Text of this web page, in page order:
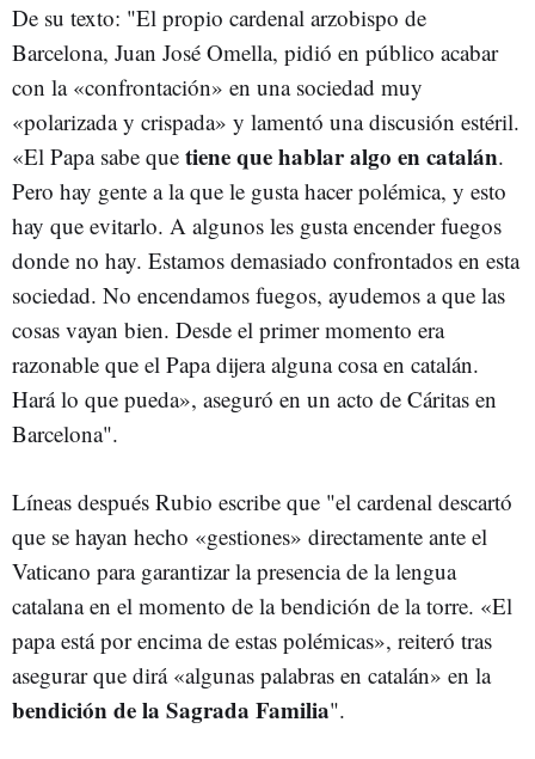
De su texto: "El propio cardenal arzobispo de
Barcelona, Juan José Omella, pidió en público acabar
con la «confrontación» en una sociedad muy
«polarizada y crispada» y lamentó una discusión estéril.
«El Papa sabe que tiene que hablar algo en catalán.
Pero hay gente a la que le gusta hacer polémica, y esto
hay que evitarlo. A algunos les gusta encender fuegos
donde no hay. Estamos demasiado confrontados en esta
sociedad. No encendamos fuegos, ayudemos a que las
cosas vayan bien. Desde el primer momento era
razonable que el Papa dijera alguna cosa en catalán.
Hará lo que pueda», aseguró en un acto de Cáritas en
Barcelona".
Líneas después Rubio escribe que "el cardenal descartó
que se hayan hecho «gestiones» directamente ante el
Vaticano para garantizar la presencia de la lengua
catalana en el momento de la bendición de la torre. «El
papa está por encima de estas polémicas», reiteró tras
asegurar que dirá «algunas palabras en catalán» en la
bendición de la Sagrada Familia".